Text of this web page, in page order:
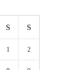
S S
1 2